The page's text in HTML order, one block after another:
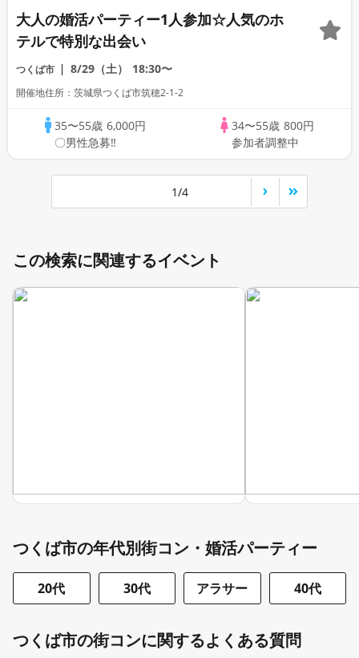
大人の婚活パーティー1人参加☆人気のホ
テルで特別な出会い
つくば市 8/29（土） 18:30〜
開催地住所：茨城県つくば市筑穂2-1-2
35〜55歳 6,000円
〇男性急募‼
34〜55歳 800円
参加者調整中
1/4
この検索に関連するイベント
つくば市の年代別街コン・婚活パーティー
20代 30代 アラサー 40代
つくば市の街コンに関するよくある質問